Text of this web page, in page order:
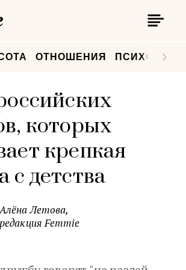
ОТНОШЕНИЯ
которых
крепкая
с детства
Алёна Летова,
редакция Femmie